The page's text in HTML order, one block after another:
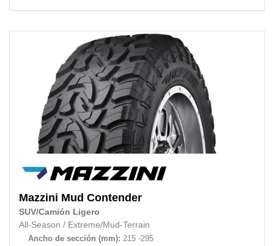
Mazzini Mud Contender
SUV/Camión Ligero
All-Season / Extreme/Mud-Terrain
Ancho de sección (mm): 215 -295